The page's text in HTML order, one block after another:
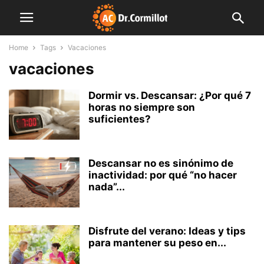
Home Tags Vacaciones
vacaciones
Dormir vs. Descansar: ¿Por qué 7
horas no siempre son
suficientes?
Descansar no es sinónimo de
inactividad: por qué “no hacer
nada”...
Disfrute del verano: Ideas y tips
para mantener su peso en...